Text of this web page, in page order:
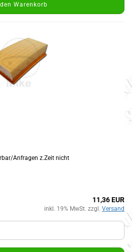
Warenkorb
z.Zeit nicht
11,36 EUR
inkl. 19% MwSt. zzgl. Versand